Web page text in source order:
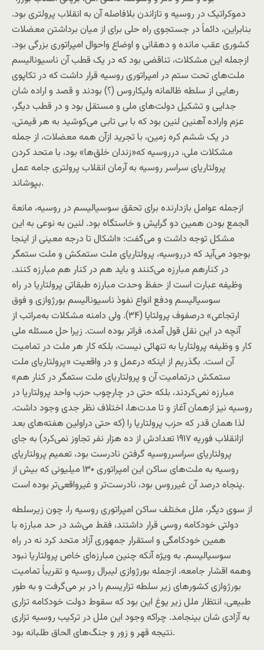
دموکراتيک در روسيه و تازاندن بلافاصله آن به انقلاب پرولتری بود.
بنابراين، دائماً در جستجوی راه حلی برای از ميان برداشتن معضلات
کشوری عقب مانده و دهقانی و اوضاع واحوال امپراتوری بزرگی بود.
ازجمله اين مشکلات، تناقضی بود که در يک قطب آن ناسيوناليسم
ملت‌های تحت ستم در امپراتوری روسيه قرار داشت که در تکاپوی
رهايی از سلطه ظالمانه وليکاروس (؟) بودند و قصد و اراده شان
جدايی و تشکيل دولت‌های ملی و مستقل بود و در قطب ديگر،
عزم واراده آهنين لنين بود که با بی تابی می‌کوشيد به هر قيمتی،
در يک ششم کره زمین، با تجريد ازآن همه معضلات، از جمله
مشکلات ملی، درروسيه که«زندان خلق‌ها» بود، با متحد کردن
پرولتاريای سراسر روسيه به آرمان انقلاب پرولتری جامه عمل
بپوشاند.
ازجمله عوامل بازدارنده برای تحقق سوسياليسم در روسيه، مانعة
الجمع بودن همين دو گرايش و خاستگاه بود. لنين به نوعی به اين
مشکل توجه داشت و می‌گفت: «اشکال تا درجه معينی از اينجا
بوجود می‌آيد که درروسيه، پرولتاريای ملت ستمکش و ملت ستمگر
در کنارهم مبارزه می‌کنند و بايد هم در کنار هم مبارزه کنند.
وظيفه عبارت است از حفظ وحدت مبارزه طبقاتی پرولتاريا در راه
سوسياليسم ودفع انواع نفوذ ناسيوناليسم بورژوازی و فوق
ارتجاعی» درصفوف پرولتایا (۳۴). ولی دامنه مشکلات به‌مراتب از
آنچه در اين نقل قول آمده، فراتر بوده است. زيرا حل مسئله ملی
کار و وظيفه پرولتاريا به تنهائی نيست، بلکه کار هر ملت در تماميت
آن است. بگذريم از اینکه درعمل و در واقعيت «پرولتاريای ملت
ستمکش درتمامیت آن و پرولتاريای ملت ستمگر در کنار هم»
مبارزه نمی‌کردند، بلکه حتی در چارچوب حزب واحد پرولتاريا در
روسيه نيز ازهمان آغاز و تا مدت‌ها، اختلاف نظر جدی وجود داشت.
لذا همان قدر که حزب پرولتاريا را (که حتی دراولين هفته‌های بعد
ازانقلاب فوريه ۱۹۱۷ تعدادش از ده هزار نفر تجاوز نمی‌کرد) به جای
پرولتاريای سراسرروسيه گرفتن نادرست بود، تعميم پرولتاريای
روسيه به ملت‌های ساکن اين امپراتوری ۱۳۰ ميليونی که بيش از
پنجاه درصد آن غيرروس بود، نادرست‌تر و غيرواقعی‌تر بوده است.
از سوی ديگر، ملل مختلف ساکن امپراتوری روسيه را، چون زیرسلطه
دولتی خودکامه روسی قرار داشتند، فقط می‌شد در حد مبارزه با
همين خودکامگی و استقرار جمهوری آزاد متحد کرد نه در راه
سوسياليسم. به‌ ويژه آنکه چنین مبارزه‌ای خاص پرولتاريا نبود
وهمه اقشار جامعه، ازجمله بورژوازی ليبرال روسيه و تقريباً تماميت
بورژوازی کشورهای زير سلطه تزاریسم را در بر می‌گرفت و به طور
طبيعی، انتظار ملل زیر یوغ اين بود که سقوط دولت خودکامه تزاری
به آزادی شان بینجامد. چراکه وجود اين ملل در ترکيب روسيه تزاری
نتيجه قهر و زور و جنگ‌های الحاق طلبانه بود.